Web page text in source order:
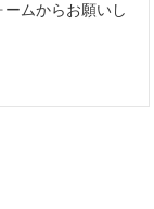
ムからお願いし